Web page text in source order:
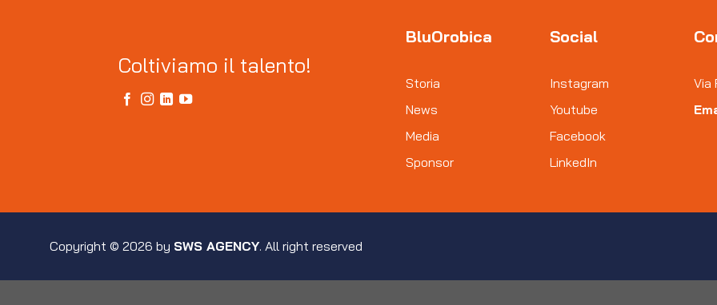
Coltiviamo il talento!
BluOrobica
Storia
News
Media
Sponsor
Social
Instagram
Youtube
Facebook
LinkedIn
Via
Copyright © 2026 by SWS AGENCY. All right reserved